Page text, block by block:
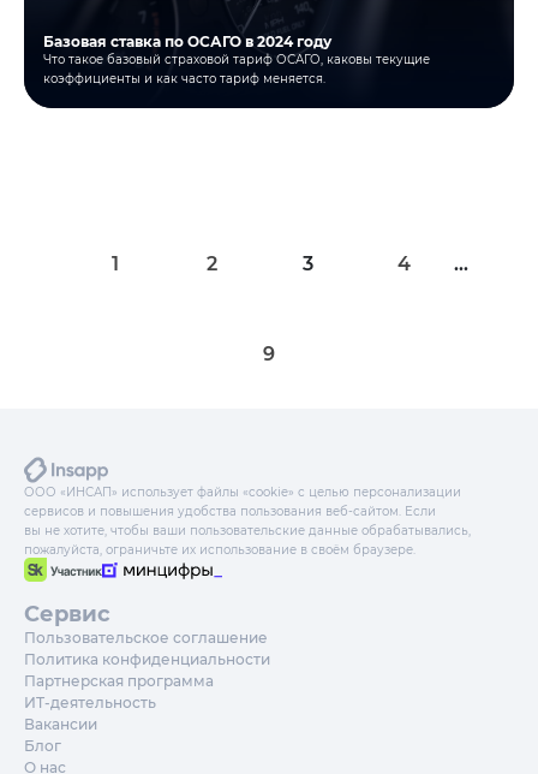
Базовая ставка по ОСАГО в 2024 году
Что такое базовый страховой тариф ОСАГО, каковы текущие
коэффициенты и как часто тариф меняется.
1 2 3 4 ...
9
ООО «ИНСАП» использует файлы «cookie» с целью персонализации
сервисов и повышения удобства пользования веб-сайтом. Если
вы не хотите, чтобы ваши пользовательские данные обрабатывались,
пожалуйста, ограничьте их использование в своём браузере.
Сервис
Пользовательское соглашение
Политика конфиденциальности
Партнерская программа
ИТ-деятельность
Вакансии
Блог
О нас